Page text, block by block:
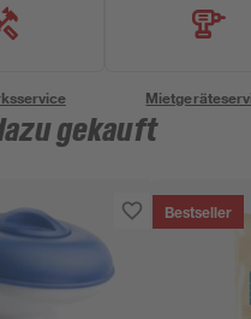
gekauft
Bestseller